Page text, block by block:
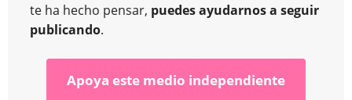
te ha hecho pensar, puedes ayudarnos a seguir
publicando.
Apoya este medio independiente